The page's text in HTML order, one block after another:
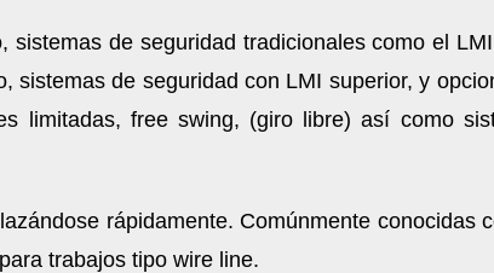
de seguridad tradicionales como el
sistemas de seguridad con LMI superior, y
limitadas, free swing, (giro libre) así como
rápidamente. Comúnmente conocidas
trabajos tipo wire line.